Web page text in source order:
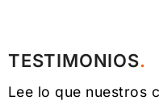
TESTIMONIOS
Lee lo que nuestros